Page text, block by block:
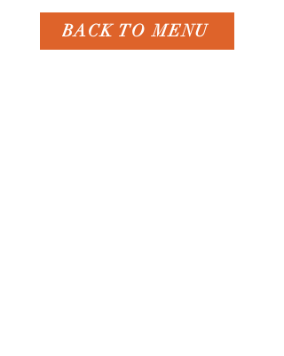
BACK TO MENU